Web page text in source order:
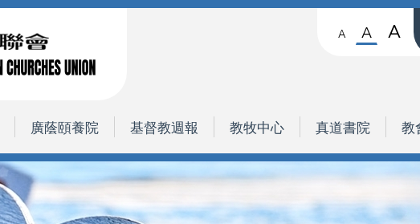
A A A
廣蔭頤養院 基督教週報 教牧中心 真道書院 教